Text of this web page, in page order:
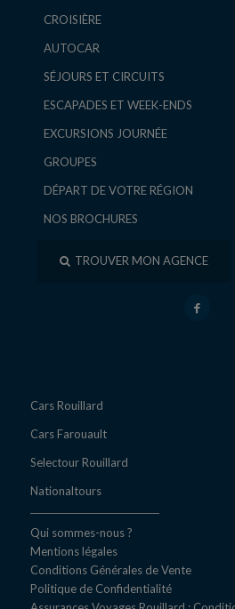
CROISIÈRE
AUTOCAR
SÉJOURS ET CIRCUITS
ESCAPADES ET WEEK-ENDS
EXCURSIONS JOURNÉE
GROUPES
DÉPART DE VOTRE RÉGION
NOS BROCHURES
TROUVER MON AGENCE
Cars Rouillard
Cars Farouault
Selectour Rouillard
Nationaltours
Qui sommes-nous ?
Mentions légales
Conditions Générales de Vente
Politique de Confidentialité